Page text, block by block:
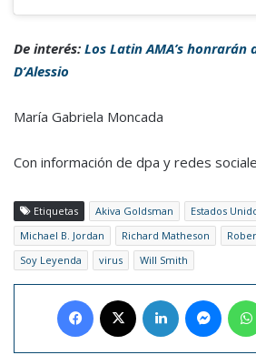
De interés: Los Latin AMA’s
D’Alessio
María Gabriela Moncada
Con información de dpa y redes
Etiquetas Akiva Goldsman Estados
Michael B. Jordan
Richard Matheson
Soy Leyenda
virus Will Smith
Facebook LinkedIn